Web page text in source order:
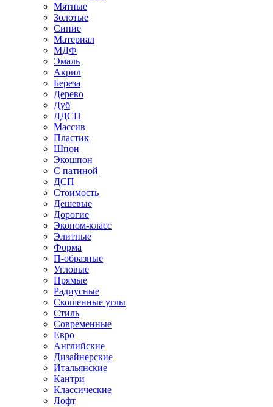
Мятные
Золотые
Синие
Материал
МДФ
Эмаль
Акрил
Береза
Дерево
Дуб
ЛДСП
Массив
Пластик
Шпон
Экошпон
С патиной
ДСП
Стоимость
Дешевые
Дорогие
Эконом-класс
Элитные
Форма
П-образные
Угловые
Прямые
Радиусные
Скошенные углы
Стиль
Современные
Евро
Английские
Дизайнерские
Итальянские
Кантри
Классические
Лофт